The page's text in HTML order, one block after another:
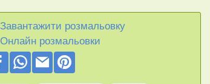
Завантажити розмальовку
Онлайн розмальовки